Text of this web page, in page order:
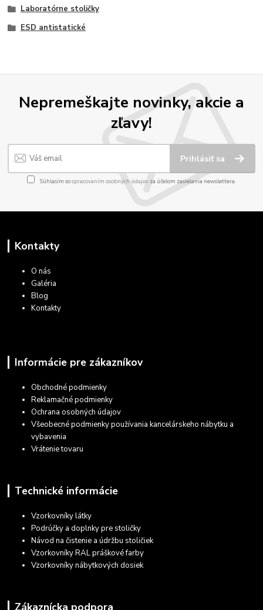
Laboratórne stoličky
ESD antistatické
Nepremeškajte novinky, akcie a
zľavy!
Prihlásiť sa
Súhlasím sospracovaním osobných údajov za účelom zasielania newslettera.
Kontakty
O nás
Galéria
Blog
Kontakty
Informácie pre zákazníkov
Obchodné podmienky
Reklamačné podmienky
Ochrana osobných údajov
Všeobecné podmienky používania kancelárskeho nábytku a
vybavenia
Vrátenie tovaru
Technické informácie
Vzorkovníky látky
Podrúčky a doplnky pre stoličky
Návod na čistenie a údržbu stoličiek
Vzorkovníky RAL práškové farby
Vzorkovníky nábytkových dosiek
Zákaznícka podpora